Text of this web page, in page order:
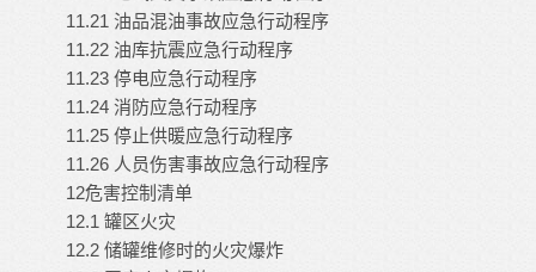
11.21 油品混油事故应急行动程序
11.22 油库抗震应急行动程序
11.23 停电应急行动程序
11.24 消防应急行动程序
11.25 停止供暖应急行动程序
11.26 人员伤害事故应急行动程序
12危害控制清单
12.1 罐区火灾
12.2 储罐维修时的火灾爆炸